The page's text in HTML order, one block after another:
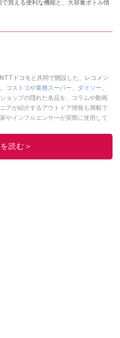
買える便利な機能と、大容量ボトル情
ドコモと共同で開設した、レコメン
コストコや業務スーパー、 ダイソー、
ョップの隠れた名品を、コラムや動画
アが紹介するアウトドア情報も満載で
やインフルエンサーが実際に使用して
読む＞